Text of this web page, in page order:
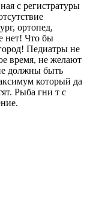
с регистратуры
ортопед,
нет! Что бы
Педиатры не
время, не желают
должны быть
который да
Рыба гни т с